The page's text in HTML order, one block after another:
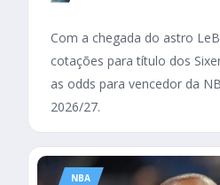
Com a chegada do astro
cotações para título dos
as odds para vencedor da
2026/27.
NBA